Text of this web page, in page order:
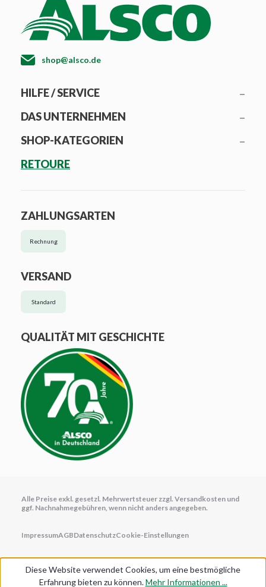
shop@alsco.de
HILFE / SERVICE
DAS UNTERNEHMEN
SHOP-KATEGORIEN
RETOURE
ZAHLUNGSARTEN
Rechnung
VERSAND
Standard
QUALITÄT MIT GESCHICHTE
ImpressumAGBDatenschutzCookie-Einstellungen
Alle Preise exkl. gesetzl. Mehrwertsteuer zzgl. Versandkosten und
ggf. Nachnahmegebühren, wenn nicht anders angegeben.
Diese Website verwendet Cookies, um eine bestmögliche
Erfahrung bieten zu können.Mehr Informationen ...